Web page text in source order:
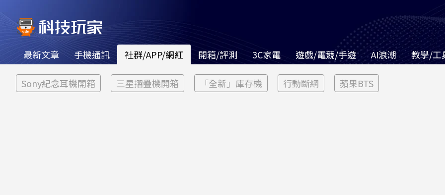
最新文章 手機通訊 社群/APP/網紅 開箱/評測 3C家電 遊戲/電競/手遊 AI浪潮 教學/工
Sony紀念耳機開箱 三星摺疊機開箱 「全新」庫存機 行動斷網 蘋果BTS